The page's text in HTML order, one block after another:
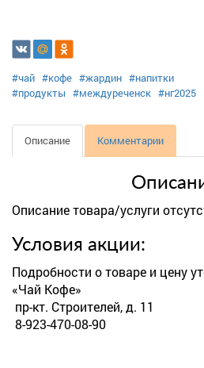
#чай #кофе #жардин #напитки
#продукты #междуреченск #нг2025
Описание Комментарии
Описание товара/услуги
Условия акции:
Подробности о товаре и цену
«Чай Кофе»
пр-кт. Строителей, д. 11
8-923-470-08-90